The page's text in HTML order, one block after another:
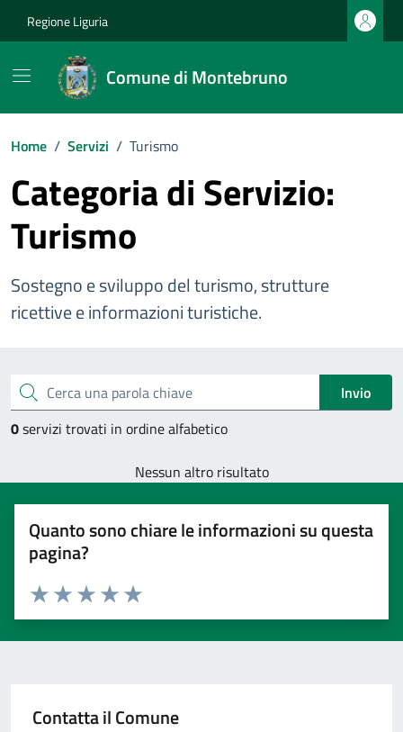
Regione Liguria
Comune di Montebruno
Home / Servizi / Turismo
Categoria di Servizio:
Turismo
Sostegno e sviluppo del turismo, strutture
ricettive e informazioni turistiche.
Cerca una parola chiave
Invio
0servizi trovati in ordine alfabetico
Nessun altro risultato
Quanto sono chiare le informazioni su questa
pagina?
Valuta 5 stelle su 5
Valuta 4 stelle su 5
Valuta 3 stelle su 5
Valuta 2 stelle su 5
Valuta 1 stelle su 5
Contatta il Comune